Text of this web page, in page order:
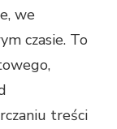
we
czasie. To
treści